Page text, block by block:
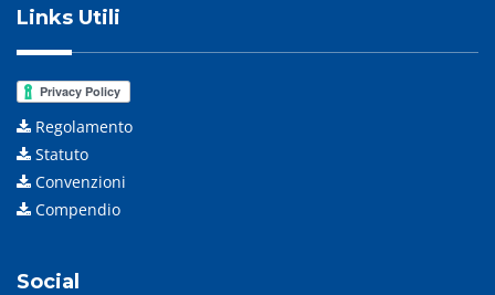
Links Utili
Regolamento
Statuto
Convenzioni
Compendio
Social